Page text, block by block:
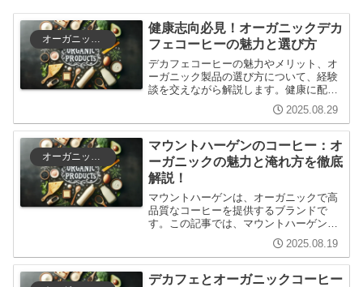
オーガニック商品
健康志向必見！オーガニックデカ
フェコーヒーの魅力と選び方
デカフェコーヒーの魅力やメリット、オ
ーガニック製品の選び方について、経験
談を交えながら解説します。健康に配慮
したコーヒーライフを楽しむためのヒン
トや、デカフェに対する誤解を解消する
内容が盛りだくさんです。
2025.08.29
オーガニック商品
マウントハーゲンのコーヒー：オ
ーガニックの魅力と淹れ方を徹底
解説！
マウントハーゲンは、オーガニックで高
品質なコーヒーを提供するブランドで
す。この記事では、マウントハーゲンの
特徴や選び方、淹れ方、そしてその効果
について詳しく解説します。初めての方
も、コーヒー愛好家の方も楽しめる内容
です。
2025.08.19
デカフェとオーガニックコーヒー